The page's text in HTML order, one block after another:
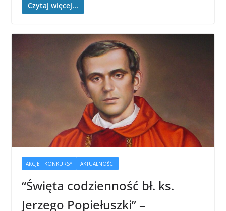
Czytaj więcej...
AKCJE I KONKURSY AKTUALNOŚCI
“Święta codzienność bł. ks.
Jerzego Popiełuszki” –